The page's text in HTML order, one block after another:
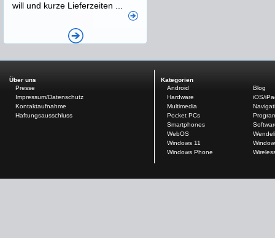
will und kurze Lieferzeiten ...
Über uns
Presse
Impressum/Datenschutz
Kontaktaufnahme
Haftungsausschluss
Kategorien
Android
Blog
Hardware
iOS/
Multimedia
Pocket PCs
Smartphones
WebOS
Windows 11
Windows Phone